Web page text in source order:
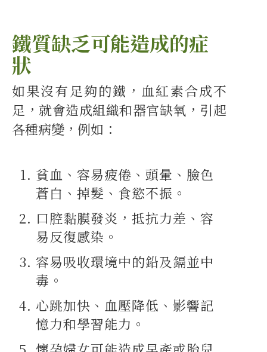
鐵質缺乏可能造成的症
狀
如果沒有足夠的鐵，血紅素合成不
足，就會造成組織和器官缺氧，引起
各種病變，例如：
貧血、容易疲倦、頭暈、臉色
蒼白、掉髮、食慾不振。
口腔黏膜發炎，抵抗力差、容
易反復感染。
容易吸收環境中的鉛及鎘並中
毒。
心跳加快、血壓降低、影響記
憶力和學習能力。